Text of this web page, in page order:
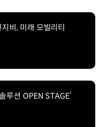
비, 미래 모빌리티
루션 OPEN STAGE’